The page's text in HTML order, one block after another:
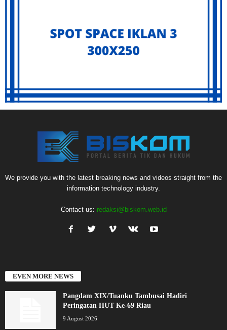
We provide you with the latest breaking news and videos straight from the
information technology industry.
Contact us: redaksi@biskom.web.id
EVEN MORE NEWS
Pangdam XIX/Tuanku Tambusai Hadiri
Peringatan HUT Ke-69 Riau
9 August 2026